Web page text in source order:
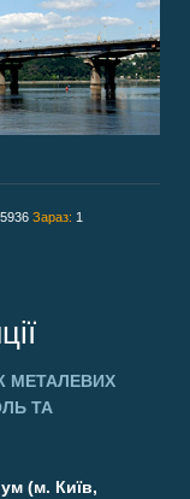
Зараз: 1
МЕТАЛЕВИХ
ТА
(м. Київ,